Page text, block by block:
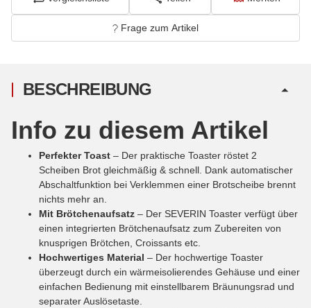
Frage zum Artikel
BESCHREIBUNG
Info zu diesem Artikel
Perfekter Toast – Der praktische Toaster röstet 2
Scheiben Brot gleichmäßig & schnell. Dank automatischer
Abschaltfunktion bei Verklemmen einer Brotscheibe brennt
nichts mehr an.
Mit Brötchenaufsatz – Der SEVERIN Toaster verfügt über
einen integrierten Brötchenaufsatz zum Zubereiten von
knusprigen Brötchen, Croissants etc.
Hochwertiges Material – Der hochwertige Toaster
überzeugt durch ein wärmeisolierendes Gehäuse und einer
einfachen Bedienung mit einstellbarem Bräunungsrad und
separater Auslösetaste.